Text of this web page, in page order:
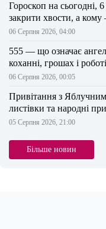
Гороскоп на сьогодні,
закрити хвости, а кому
06 Серпня 2026, 04:00
555 — що означає
коханні, грошах і роботі
06 Серпня 2026, 00:05
Привітання з
листівки та народні
05 Серпня 2026, 21:00
Більше новин